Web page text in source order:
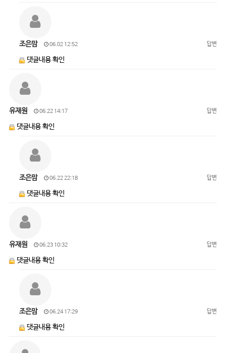
조은맘 06.02 12:52 답변
댓글내용 확인
유재원 06.22 14:17 답변
댓글내용 확인
조은맘 06.22 22:18 답변
댓글내용 확인
유재원 06.23 10:32 답변
댓글내용 확인
조은맘 06.24 17:29 답변
댓글내용 확인